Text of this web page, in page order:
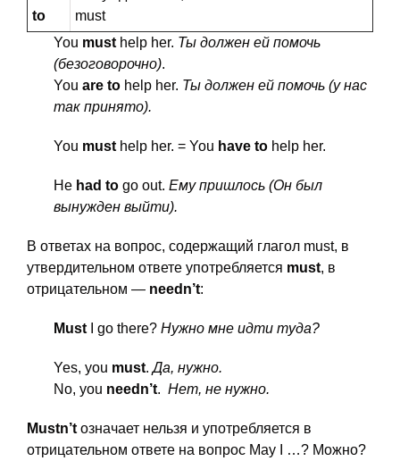
to
must
You must help her. Ты должен ей помочь
(безоговорочно).
You are to help her. Ты должен ей помочь (у нас
так принято).
You must help her. = You have to help her.
He had to go out. Ему пришлось (Он был
вынужден выйти).
В ответах на вопрос, содержащий глагол must, в
утвердительном ответе употребляется must, в
отрицательном — needn’t:
Must I go there? Нужно мне идти туда?
Yes, you must.Да, нужно.
No, you needn’t. Нет, не нужно.
Mustn’t означает нельзя и употребляется в
отрицательном ответе на вопрос May I …? Можно?